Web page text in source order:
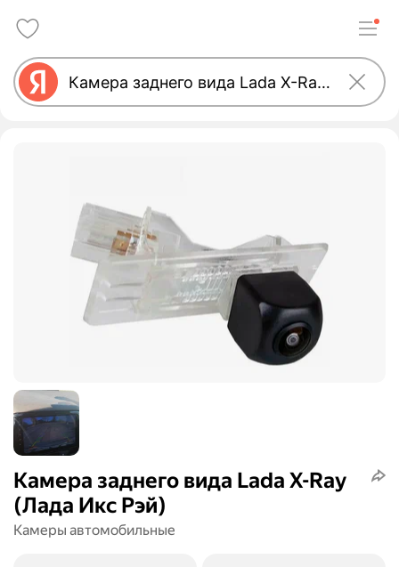
Камера заднего вида Lada X-Ray
(Лада Икс Рэй)
Камеры автомобильные